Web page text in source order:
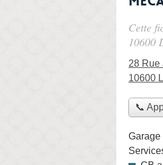
Cette
10600
28 Rue
10600
📞
Garage